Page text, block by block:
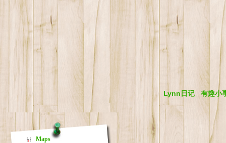
Lynn日记 有趣小
Maps